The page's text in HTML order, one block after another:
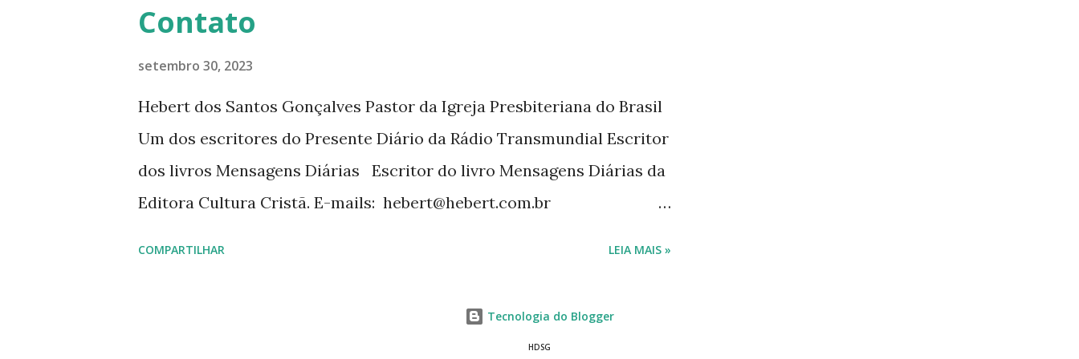
Contato
setembro 30, 2023
Hebert dos Santos Gonçalves Pastor da Igreja Presbiteriana do Brasil
Um dos escritores do Presente Diário da Rádio Transmundial Escritor
dos livros Mensagens Diárias Escritor do livro Mensagens Diárias da
Editora Cultura Cristã. E-mails: hebert@hebert.com.br
www.facebook.com/livromensagensdiarias
COMPARTILHAR LEIA MAIS »
Tecnologia do Blogger
HDSG